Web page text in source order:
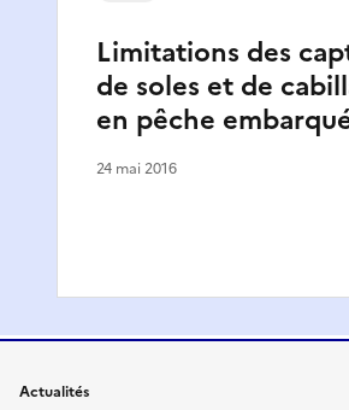
Limitations des
de soles et de
en pêche
24 mai 2016
Actualités